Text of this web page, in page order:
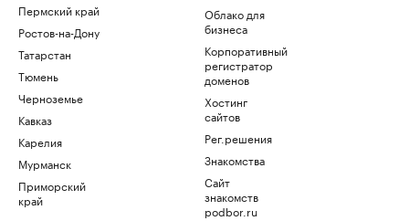
Пермский край
Ростов-на-Дону
Татарстан
Тюмень
Черноземье
Кавказ
Карелия
Мурманск
Приморский
край
Облако для
бизнеса
Корпоративный
регистратор
доменов
Хостинг
сайтов
Рег.решения
Знакомства
Сайт
знакомств
podbor.ru